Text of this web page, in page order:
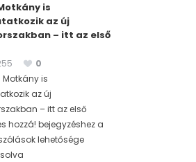
is
az új
– itt az első
0
Motkány is
az új
– itt az első
hozzá! bejegyzéshez a
lehetősége